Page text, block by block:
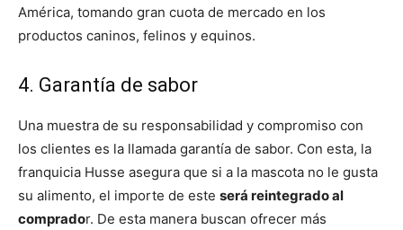
América, tomando gran cuota de mercado en los
productos caninos, felinos y equinos.
4. Garantía de sabor
Una muestra de su responsabilidad y compromiso con
los clientes es la llamada garantía de sabor. Con esta, la
franquicia Husse asegura que si a la mascota no le gusta
su alimento, el importe de este será reintegrado al
comprador. De esta manera buscan ofrecer más